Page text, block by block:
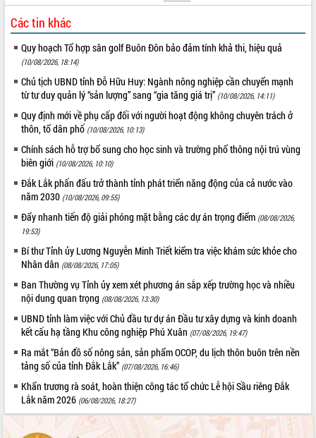
Các tin khác
Quy hoạch Tổ hợp sân golf Buôn Đôn bảo đảm tính khả thi, hiệu quả
(10/08/2026, 18:14)
Chủ tịch UBND tỉnh Đỗ Hữu Huy: Ngành nông nghiệp cần chuyển mạnh
từ tư duy quản lý “sản lượng” sang “gia tăng giá trị” (10/08/2026, 14:11)
Quy định mới về phụ cấp đối với người hoạt động không chuyên trách ở
thôn, tổ dân phố (10/08/2026, 10:13)
Chính sách hỗ trợ bổ sung cho học sinh và trường phổ thông nội trú vùng
biên giới (10/08/2026, 10:10)
Đắk Lắk phấn đấu trở thành tỉnh phát triển năng động của cả nước vào
năm 2030 (10/08/2026, 09:55)
Đẩy nhanh tiến độ giải phóng mặt bằng các dự án trọng điểm (08/08/2026,
19:53)
Bí thư Tỉnh ủy Lương Nguyễn Minh Triết kiểm tra việc khám sức khỏe cho
Nhân dân (08/08/2026, 17:05)
Ban Thường vụ Tỉnh ủy xem xét phương án sắp xếp trường học và nhiều
nội dung quan trọng (08/08/2026, 13:30)
UBND tỉnh làm việc với Chủ đầu tư dự án Đầu tư xây dựng và kinh doanh
kết cấu hạ tầng Khu công nghiệp Phú Xuân (07/08/2026, 19:47)
Ra mắt “Bản đồ số nông sản, sản phẩm OCOP, du lịch thôn buôn trên nền
tảng số của tỉnh Đắk Lắk” (07/08/2026, 16:46)
Khẩn trương rà soát, hoàn thiện công tác tổ chức Lễ hội Sầu riêng Đắk
Lắk năm 2026 (06/08/2026, 18:27)